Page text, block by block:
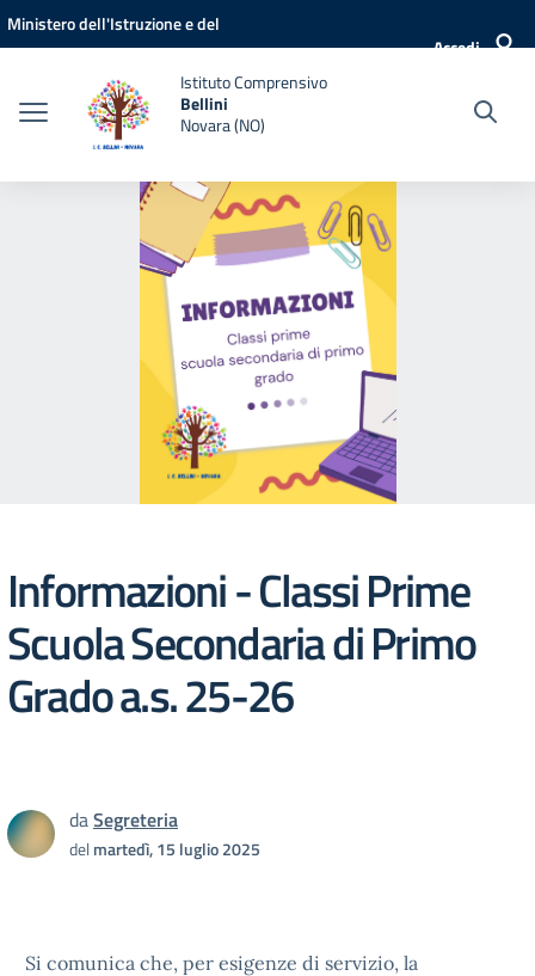
Vai ai contenuti
Vai al menu di navigazione
Vai al footer
Ministero dell'Istruzione e del
Accedi
Istituto Comprensivo
Bellini
Novara (NO)
Informazioni - Classi Prime
Scuola Secondaria di Primo
Grado a.s. 25-26
daSegreteria
delmartedì, 15 luglio 2025
Si comunica che, per esigenze di servizio, la